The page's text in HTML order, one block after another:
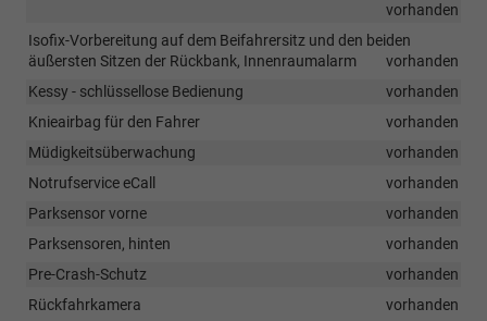
vorhanden
Isofix-Vorbereitung auf dem Beifahrersitz und den beiden
äußersten Sitzen der Rückbank, Innenraumalarm
vorhanden
Kessy - schlüssellose Bedienung
vorhanden
Knieairbag für den Fahrer
vorhanden
Müdigkeitsüberwachung
vorhanden
Notrufservice eCall
vorhanden
Parksensor vorne
vorhanden
Parksensoren, hinten
vorhanden
Pre-Crash-Schutz
vorhanden
Rückfahrkamera
vorhanden